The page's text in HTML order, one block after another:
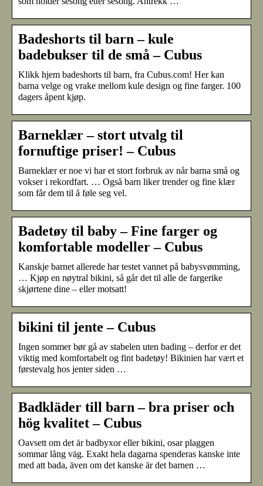
Badeshorts til barn – kule
badebukser til de små – Cubus
Klikk hjem badeshorts til barn, fra Cubus.com! Her kan
barna velge og vrake mellom kule design og fine farger. 100
dagers åpent kjøp.
Barneklær – stort utvalg til
fornuftige priser! – Cubus
Barneklær er noe vi har et stort forbruk av når barna små og
vokser i rekordfart. … Også barn liker trender og fine klær
som får dem til å føle seg vel.
Badetøy til baby – Fine farger og
komfortable modeller – Cubus
Kanskje barnet allerede har testet vannet på babysvømming,
… Kjøp en nøytral bikini, så går det til alle de fargerike
skjørtene dine – eller motsatt!
bikini til jente – Cubus
Ingen sommer bør gå av stabelen uten bading – derfor er det
viktig med komfortabelt og fint badetøy! Bikinien har vært et
førstevalg hos jenter siden …
Badkläder till barn – bra priser och
hög kvalitet – Cubus
Oavsett om det är badbyxor eller bikini, osar plaggen
sommar lång väg. Exakt hela dagarna spenderas kanske inte
med att bada, även om det kanske är det barnen …